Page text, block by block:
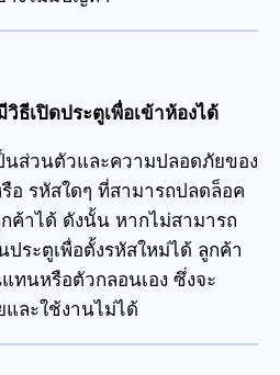
ธีเปิดประตูเพื่อเข้าห้องได้
นส่วนตัวและความปลอดภัยของ
อ รหัสใดๆ ที่สามารถปลดล็อค
ค้าได้ ดังนั้น หากไม่สามารถ
ระตูเพื่อตั้งรหัสใหม่ได้ ลูกค้า
ทนหรือตัวกลอนเอง ซึ่งจะ
และใช้งานไม่ได้